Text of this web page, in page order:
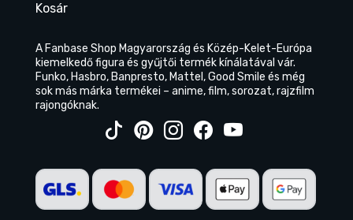
Kosár
A Fanbase Shop Magyarország és Közép-Kelet-Európa
kiemelkedő figura és gyűjtői termék kínálatával vár.
Funko, Hasbro, Banpresto, Mattel, Good Smile és még
sok más márka termékei – anime, film, sorozat, rajzfilm
rajongóknak.